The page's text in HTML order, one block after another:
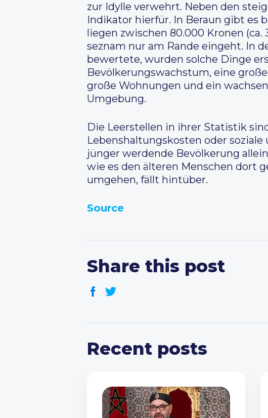
zur Idylle verwehrt. Neben den
Indikator hierfür. In Beraun gibt es
liegen zwischen 80.000 Kronen (ca.
seznam nur am Rande eingeht. In
bewertete, wurden solche Dinge
Bevölkerungswachstum, eine
große Wohnungen und ein
Umgebung.
Die Leerstellen in ihrer Statistik
Lebenshaltungskosten oder
jünger werdende Bevölkerung
wie es den älteren Menschen dort
umgehen, fällt hintüber.
Source
Share this post
Recent posts